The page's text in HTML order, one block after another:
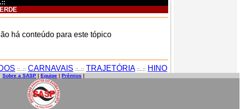
há conteúdo para este tópico
::..:: CARNAVAIS ::..:: TRAJETÓRIA ::..:: HINO
Sobre a SASP | Equipe | Prêmios |